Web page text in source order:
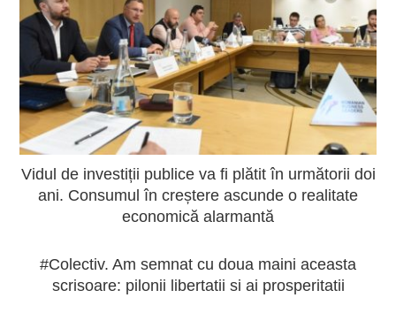
Vidul de investiții publice va fi plătit în următorii doi
ani. Consumul în creștere ascunde o realitate
economică alarmantă
#Colectiv. Am semnat cu doua maini aceasta
scrisoare: pilonii libertatii si ai prosperitatii